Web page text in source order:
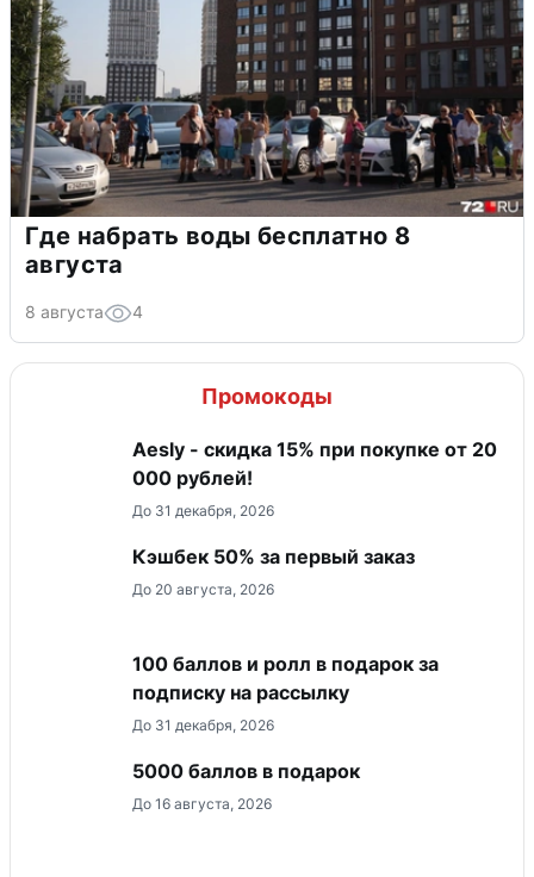
Где набрать воды бесплатно 8
августа
8 августа 4
Промокоды
Aesly - скидка 15% при покупке от 20
000 рублей!
До 31 декабря, 2026
Кэшбек 50% за первый заказ
До 20 августа, 2026
100 баллов и ролл в подарок за
подписку на рассылку
До 31 декабря, 2026
5000 баллов в подарок
До 16 августа, 2026